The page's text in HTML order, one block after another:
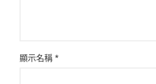
顯示名稱 *